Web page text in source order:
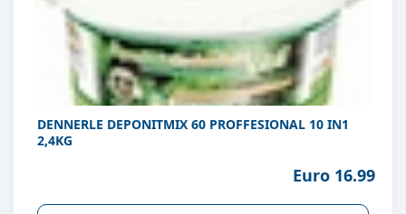
DENNERLE DEPONITMIX 60 PROFFESIONAL 10 IN1
2,4KG
Euro 16.99